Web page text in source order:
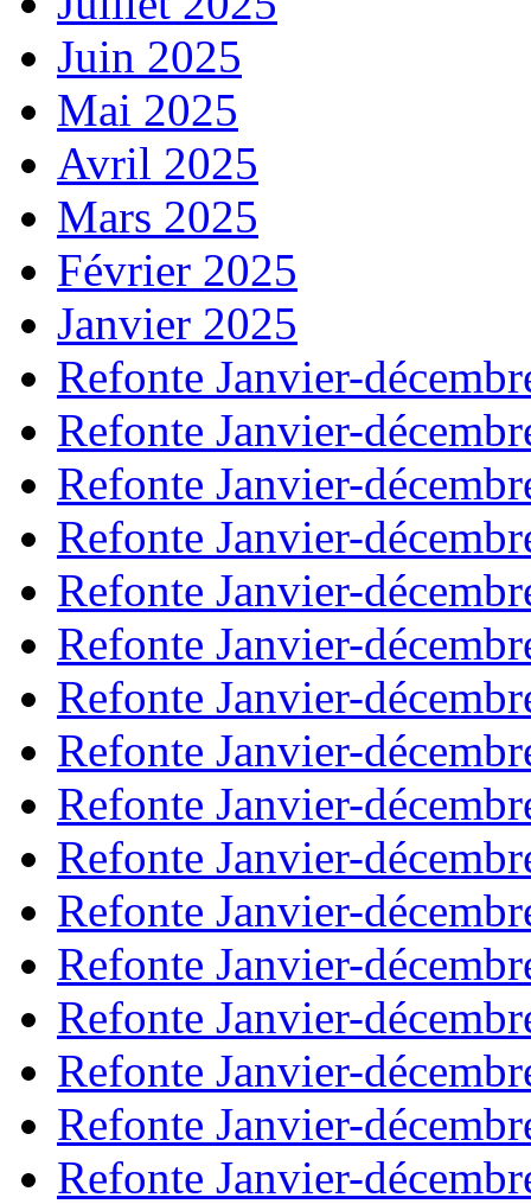
Juin 2025
Mai 2025
Avril 2025
Mars 2025
Février 2025
Janvier 2025
Refonte Janvier-
Refonte Janvier-
Refonte Janvier-
Refonte Janvier-
Refonte Janvier-
Refonte Janvier-
Refonte Janvier-
Refonte Janvier-
Refonte Janvier-
Refonte Janvier-
Refonte Janvier-
Refonte Janvier-
Refonte Janvier-
Refonte Janvier-
Refonte Janvier-
Refonte Janvier-